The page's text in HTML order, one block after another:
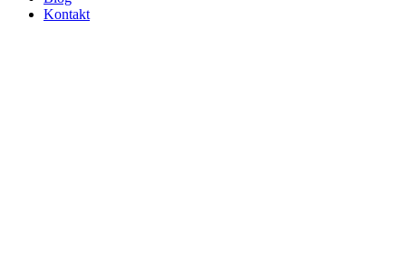
Kontakt